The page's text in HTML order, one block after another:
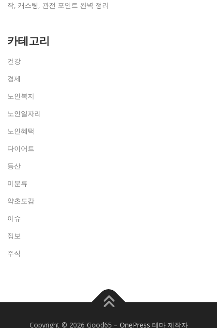
작, 캐스팅, 관전 포인트 완벽 정리
카테고리
건강
경제
노인복지
노인일자리
노인혜택
다이어트
등산
미분류
약초도감
이슈
정보
주식
Copyright © 2026 Good65 – OnePress 테마 제작자